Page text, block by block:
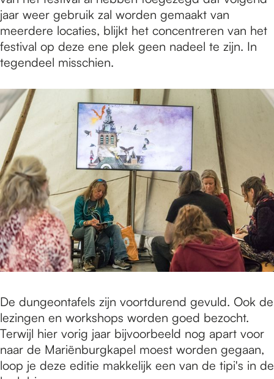
jaar weer gebruik zal worden gemaakt van
meerdere locaties, blijkt het concentreren van het
festival op deze ene plek geen nadeel te zijn. In
tegendeel misschien.
De dungeontafels zijn voortdurend gevuld. Ook de
lezingen en workshops worden goed bezocht.
Terwijl hier vorig jaar bijvoorbeeld nog apart voor
naar de Mariënburgkapel moest worden gegaan,
loop je deze editie makkelijk een van de tipi's in de